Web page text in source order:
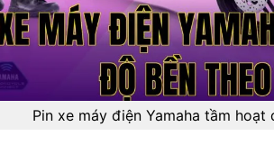
Pin xe máy điện Yamaha tầm